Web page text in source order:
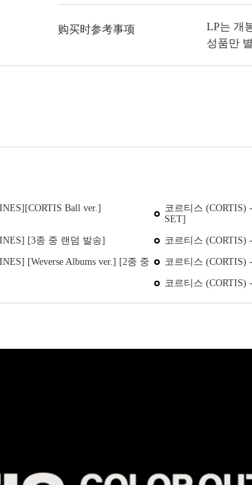
购买时参考事项
LP는 개
성품만
Ball ver.]
코르티스 (CORTIS)
SET]
[3종 중 랜덤 발송] 코르티스 (CORTIS)
[Weverse Albums ver.] [2종 중 코르티스 (CORTIS)
코르티스 (CORTIS)